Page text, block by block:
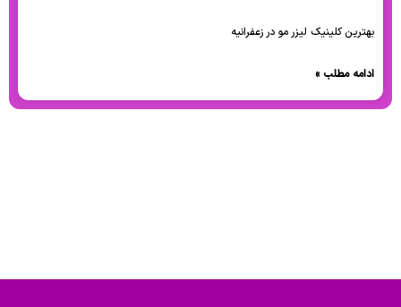
بهترین کلینیک لیزر مو در زعفرانیه
ادامه مطلب »